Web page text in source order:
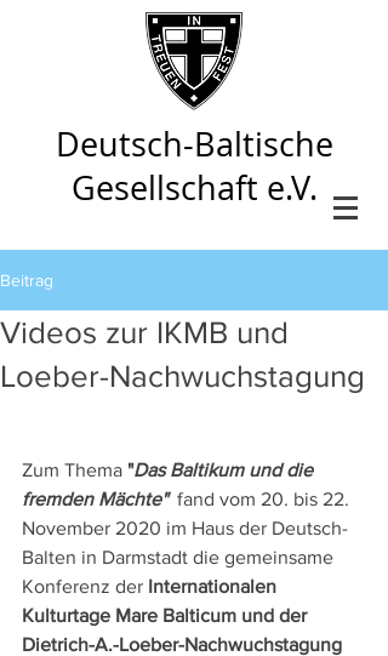
Deutsch-Baltische
Gesellschaft e.V.
Beitrag
Videos zur IKMB und
Loeber-Nachwuchstagung
Zum Thema "Das Baltikum und die
fremden Mächte" fand vom 20. bis 22.
November 2020 im Haus der Deutsch-
Balten in Darmstadt die gemeinsame
Konferenz der Internationalen
Kulturtage Mare Balticum und der
Dietrich-A.-Loeber-Nachwuchstagung